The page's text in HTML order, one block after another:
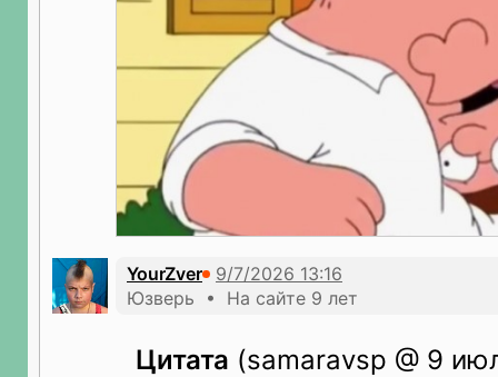
YourZver
Юзверь • На сайте 9 лет
Цитата (samaravsp @ 9